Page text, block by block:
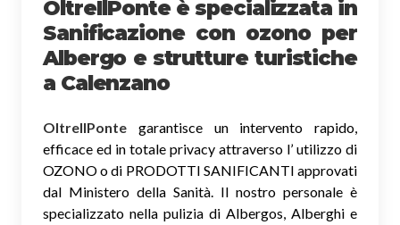
OltreIlPonte è specializzata in
Sanificazione con ozono per
Albergo e strutture turistiche
a Calenzano
OltreIlPonte garantisce un intervento rapido,
efficace ed in totale privacy attraverso l’ utilizzo di
OZONO o di PRODOTTI SANIFICANTI approvati
dal Ministero della Sanità. Il nostro personale è
specializzato nella pulizia di Albergos, Alberghi e